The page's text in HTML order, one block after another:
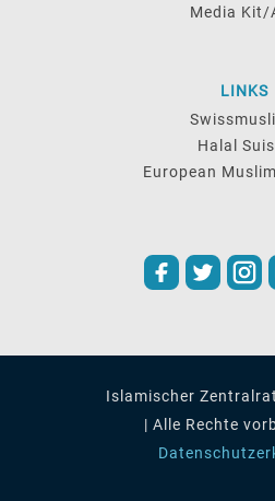
Media Kit/
LINKS
Halal
European
Islamischer
| Alle Rechte